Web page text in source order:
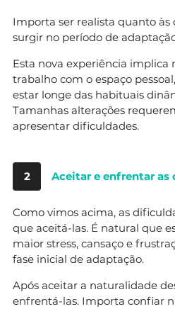
Importa ser realista quanto
surgir no período de
Esta nova experiência implica
trabalho com o espaço
estar longe das habituais
Tamanhas alterações
apresentar dificuldades.
2 Aceitar e enfrentar as
Como vimos acima, as
que aceitá-las. É natural que
maior stress, cansaço e
fase inicial de adaptação.
Após aceitar a naturalidade
enfrentá-las. Importa confiar